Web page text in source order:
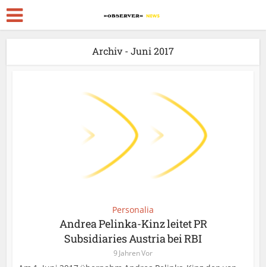
Archiv - Juni 2017
Personalia
Andrea Pelinka-Kinz leitet PR
Subsidiaries Austria bei RBI
9 Jahren Vor